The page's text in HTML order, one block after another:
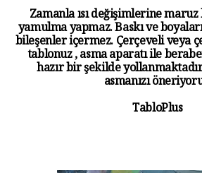
Zamanla ısı değişimlerine
yamulma yapmaz. Baskı ve
bileşenler içermez. Çerçeveli veya
tablonuz , asma aparatı ile
hazır bir şekilde
asmanızı
TabloPlus